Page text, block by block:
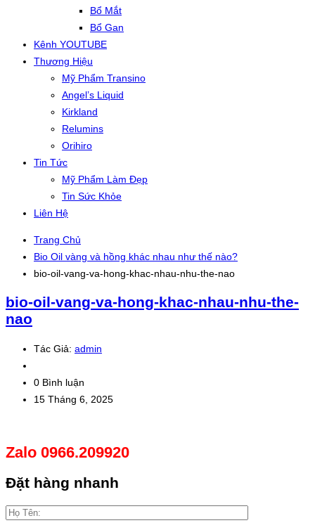
Bổ Mắt
Bổ Gan
Kênh YOUTUBE
Thương Hiệu
Mỹ Phẩm Transino
Angel’s Liquid
Kirkland
Relumins
Orihiro
Tin Tức
Mỹ Phẩm Làm Đẹp
Tin Sức Khỏe
Liên Hệ
Trang Chủ
Bio Oil vàng và hồng khác nhau như thế nào?
bio-oil-vang-va-hong-khac-nhau-nhu-the-nao
bio-oil-vang-va-hong-khac-nhau-nhu-the-
nao
Tác Giả: admin
0 Bình luận
15 Tháng 6, 2025
Zalo 0966.209920
Đặt hàng nhanh